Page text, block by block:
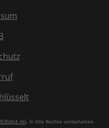
AG. © Alle Rechte vorbehalten.